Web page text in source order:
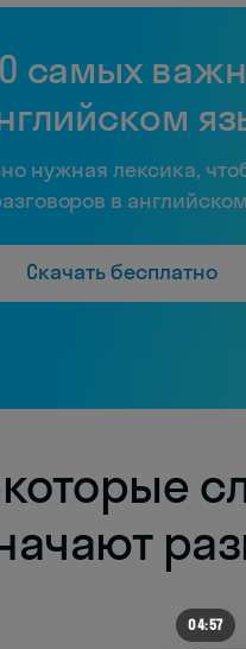
самых
нужная лексика,
в английском
Скачать бесплатно
04:57